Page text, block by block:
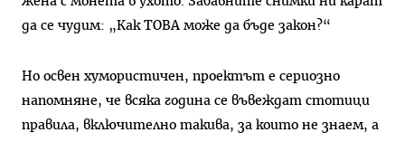
да се чудим: „Как ТОВА може да бъде закон?“
Но освен хумористичен, проектът е сериозно
напомняне, че всяка година се въвеждат стотици
правила, включително такива, за които не знаем, а